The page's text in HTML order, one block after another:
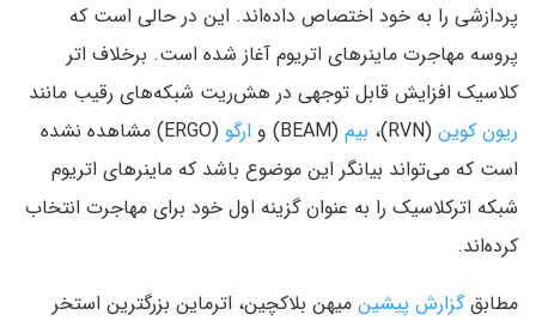
پردازشی را به خود اختصاص داده‌اند. این در حالی است که
پروسه مهاجرت ماینرهای اتریوم آغاز شده است. برخلاف اتر
کلاسیک افزایش قابل توجهی در هش‌ریت شبکه‌های رقیب مانند
ریون کوین (RVN)، بیم (BEAM) و ارگو
(ERGO) مشاهده نشده
است که می‌تواند بیانگر این موضوع باشد که ماینرهای اتریوم
شبکه اترکلاسیک را به عنوان گزینه اول خود برای مهاجرت انتخاب
کرده‌اند.
مطابقگزارش پیشین میهن بلاکچین، اترماین بزرگترین استخر